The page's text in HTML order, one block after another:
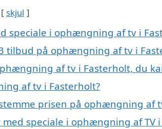
skjul
speciale i ophængning af tv i
tilbud på ophængning af tv i
af tv i Fasterholt, du
af tv i Fasterholt?
prisen på ophængning af
speciale i ophængning af TV